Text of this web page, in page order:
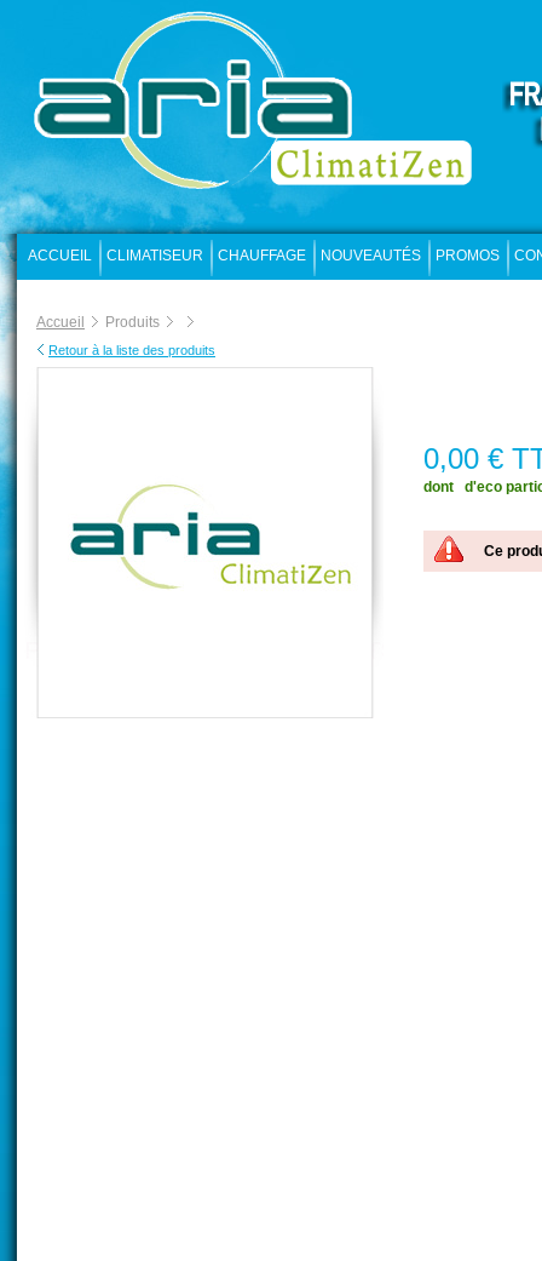
ACCUEIL CLIMATISEUR CHAUFFAGE NOUVEAUTÉS PROMOS
Accueil Produits
Retour à la liste des produits
0,00 €
dont  d'eco
Ce